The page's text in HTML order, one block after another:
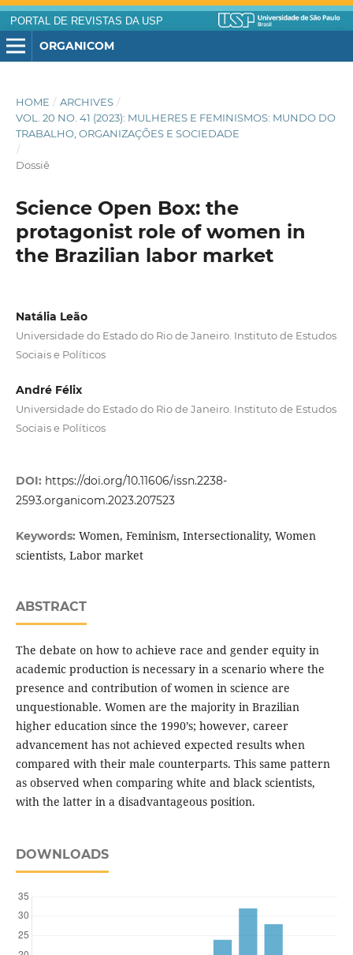
PORTAL DE REVISTAS DA USP
ORGANICOM
HOME / ARCHIVES /
VOL. 20 NO. 41 (2023): MULHERES E FEMINISMOS: MUNDO DO
TRABALHO, ORGANIZAÇÕES E SOCIEDADE
/
Dossiê
Science Open Box: the
protagonist role of women in
the Brazilian labor market
Natália Leão
Universidade do Estado do Rio de Janeiro. Instituto de Estudos
Sociais e Políticos
André Félix
Universidade do Estado do Rio de Janeiro. Instituto de Estudos
Sociais e Políticos
DOI: https://doi.org/10.11606/issn.2238-
2593.organicom.2023.207523
Keywords: Women, Feminism, Intersectionality, Women
scientists, Labor market
ABSTRACT
The debate on how to achieve race and gender equity in
academic production is necessary in a scenario where the
presence and contribution of women in science are
unquestionable. Women are the majority in Brazilian
higher education since the 1990’s; however, career
advancement has not achieved expected results when
compared with their male counterparts. This same pattern
as observed when comparing white and black scientists,
with the latter in a disadvantageous position.
DOWNLOADS